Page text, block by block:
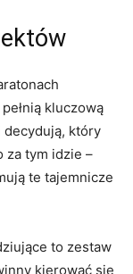
kluczową
decydują, który
za tym idzie –
te tajemnicze⁣
to zestaw
kierować się